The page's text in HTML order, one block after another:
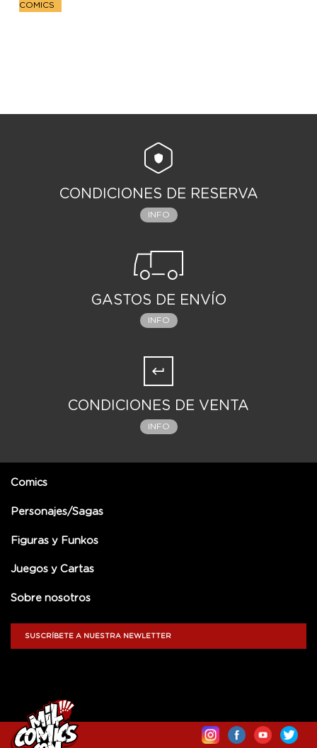
COMICS
CONDICIONES DE RESERVA
INFO
GASTOS DE ENVÍO
INFO
CONDICIONES DE VENTA
INFO
Comics
Personajes/Sagas
Figuras y Funkos
Juegos y Cartas
Sobre nosotros
SUSCRÍBETE A NUESTRA NEWLETTER